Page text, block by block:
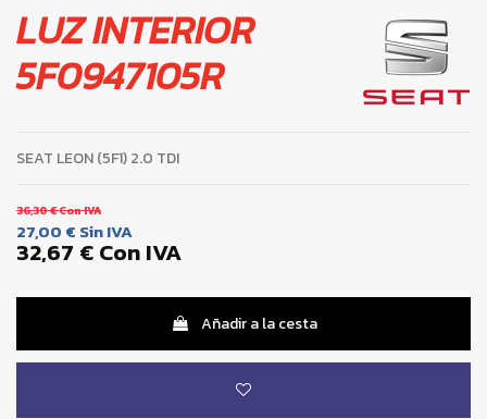
LUZ INTERIOR
5F0947105R
SEAT LEON (5F1) 2.0 TDI
36,30 €Con IVA
27,00 € Sin IVA
32,67 €Con IVA
Añadir a la cesta